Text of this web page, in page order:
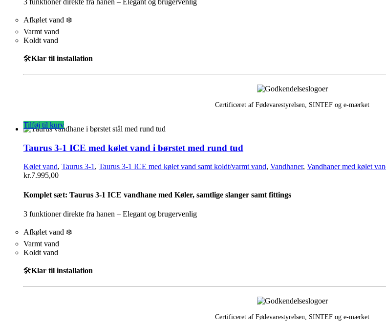
Afkølet vand ❄️
Varmt vand
Koldt vand
🛠️Klar til installation
Certificeret af Fødevarestyrelsen, SINTEF og e‑mærket
Tilføj til kurv
Taurus 3-1 ICE med kølet vand i børstet med rund tud
Kølet vand, Taurus 3-1 , Taurus 3-1 ICE med kølet vand samt koldt/varmt vand, Vandhaner, Vandhaner med kølet
kr.7.995,00
Komplet sæt: Taurus 3-1 ICE vandhane med Køler, samtlige slanger samt fittings
3 funktioner direkte fra hanen – Elegant og brugervenlig
Afkølet vand ❄️
Varmt vand
Koldt vand
🛠️Klar til installation
Certificeret af Fødevarestyrelsen, SINTEF og e‑mærket